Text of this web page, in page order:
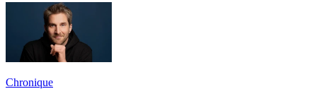
Chronique